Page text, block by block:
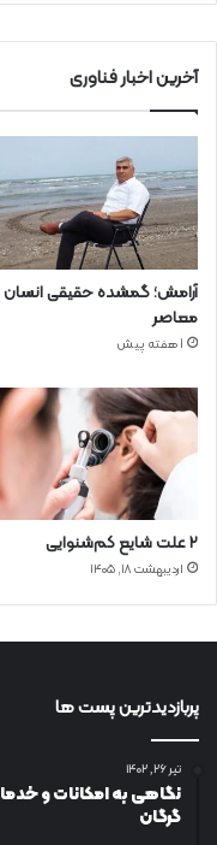
آخرین اخبار فناوری
آرامش؛ گمشده حقیقی انسان
معاصر
1 هفته پیش
۲ علت شایع‌ کم‌شنوایی
اردیبهشت ۱۸, ۱۴۰۵
پربازدیدترین پست ها
تیر ۲۶, ۱۴۰۲
نگاهی به امکانات و
گرگان